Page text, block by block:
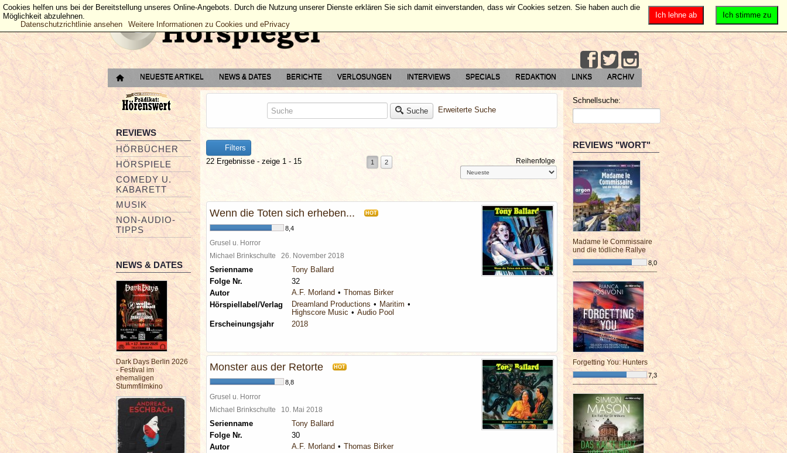
NEUESTE ARTIKEL NEWS & DATES BERICHTE VERLOSUNGEN INTERVIEWS SPECIALS REDAKTION LINKS ARCHIV
REVIEWS
HÖRBÜCHER
HÖRSPIELE
COMEDY U.
KABARETT
MUSIK
NON-AUDIO-
TIPPS
NEWS & DATES
Dark Days Berlin 2026
- Festival im
ehemaligen
Stummfilmkino
Suche Erweiterte Suche
Filters
22 Ergebnisse - zeige 1 - 15
1 2 Reihenfolge
Wenn die Toten sich erheben... HOT
8,4
Grusel u. Horror
Michael Brinkschulte 26. November 2018
Serienname
Tony Ballard
Folge Nr.
32
Autor
A.F. Morland
Thomas Birker
Hörspiellabel/Verlag
Dreamland Productions
Maritim
Highscore Music
Audio Pool
Erscheinungsjahr
2018
Monster aus der Retorte HOT
8,8
Grusel u. Horror
Michael Brinkschulte 10. Mai 2018
Serienname
Tony Ballard
Folge Nr.
30
Autor
A.F. Morland
Thomas Birker
Schnellsuche:
REVIEWS "WORT"
Madame le Commissaire
und die tödliche Rallye
8,0
¯¯¯¯¯¯¯¯¯¯¯¯¯¯¯¯¯¯¯¯¯¯¯¯
Forgetting You: Hunters
7,3
¯¯¯¯¯¯¯¯¯¯¯¯¯¯¯¯¯¯¯¯¯¯¯¯
Ich stimme zu
Ich lehne ab
Cookies helfen uns bei der Bereitstellung unseres Online-Angebots. Durch die Nutzung unserer Dienste erklären Sie sich damit einverstanden, dass wir Cookies setzen. Sie haben auch die
Möglichkeit abzulehnen.
Datenschutzrichtlinie ansehen
Weitere Informationen zu Cookies und ePrivacy